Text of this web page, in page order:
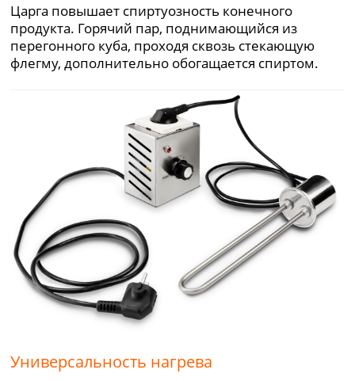
Царга повышает спиртуозность конечного
продукта. Горячий пар, поднимающийся из
перегонного куба, проходя сквозь стекающую
флегму, дополнительно обогащается спиртом.
Универсальность нагрева